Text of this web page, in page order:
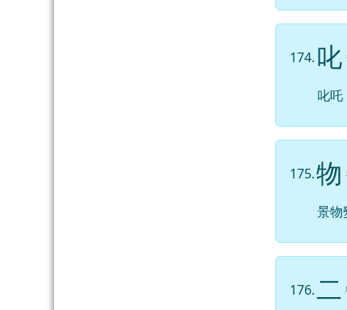
174. 叱
叱
175.物
景物
176.二